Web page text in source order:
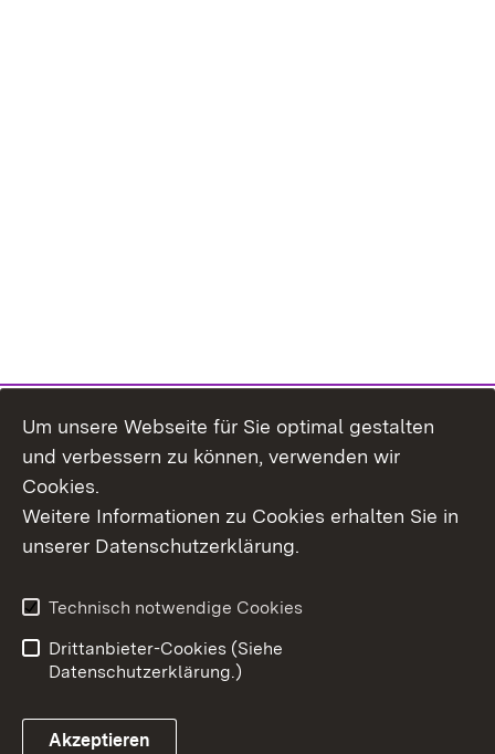
Erklärung zur
Benutzungshinweise
Um unsere Webseite für Sie optimal gestalten
und verbessern zu können, verwenden wir
Cookies.
Weitere Informationen zu Cookies erhalten Sie in
unserer Datenschutzerklärung.
Technisch notwendige Cookies
Drittanbieter-Cookies (Siehe
Datenschutzerklärung.)
Akzeptieren